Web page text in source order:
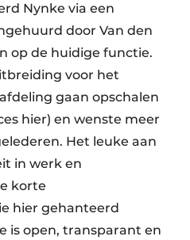
Nynke via een
door Van den
op de huidige functie.
voor het
gaan opschalen
hier) en wenste meer
Het leuke aan
in werk en
korte
hier gehanteerd
is open, transparant en